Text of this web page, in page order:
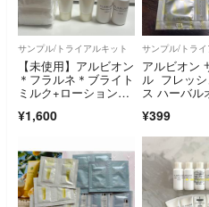
サンプル/トライアルキット
【未使用】アルビオン
＊フラルネ＊ブライト
ミルク+ローション＊
¥1,600
サンプル/トライ
アルビオン
ル フレッ
ス ハーバル
¥399